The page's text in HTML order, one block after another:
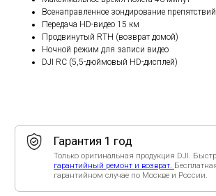
Всенаправленное зондирование препятствий
Передача HD-видео 15 км
Продвинутый RTH (возврат домой)
Ночной режим для записи видео
DJI RC (5,5-дюймовый HD-дисплей)
Помощь эксперта
Бесплатная установка приложения, настройка, обучение,
тестовый взлет. Поддержка с 10:00 до 20:00 каждый день.
Написать вWhatsApp/Telegram.
Рейтинг организации в Яндексе.
Только положительные отзывы в независимых рейтингах -